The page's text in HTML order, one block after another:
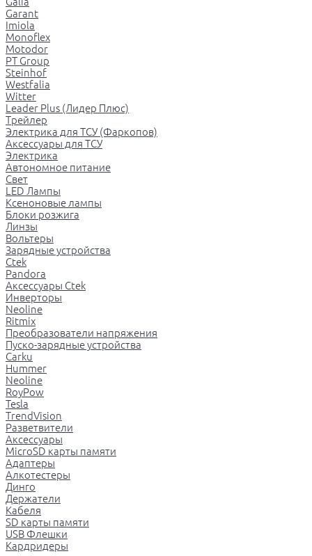
Garant
Imiola
Monoflex
Motodor
PT Group
Steinhof
Westfalia
Witter
Leader Plus (Лидер Плюс)
Трейлер
Электрика для ТСУ (Фаркопов)
Аксессуары для ТСУ
Электрика
Автономное питание
Свет
LED Лампы
Ксеноновые лампы
Блоки розжига
Линзы
Вольтеры
Зарядные устройства
Ctek
Pandora
Аксессуары Ctek
Инверторы
Neoline
Ritmix
Преобразователи напряжения
Пуско-зарядные устройства
Carku
Hummer
Neoline
RoyPow
Tesla
TrendVision
Разветвители
Аксессуары
MicroSD карты памяти
Адаптеры
Алкотестеры
Динго
Держатели
Кабеля
SD карты памяти
USB Флешки
Кардридеры